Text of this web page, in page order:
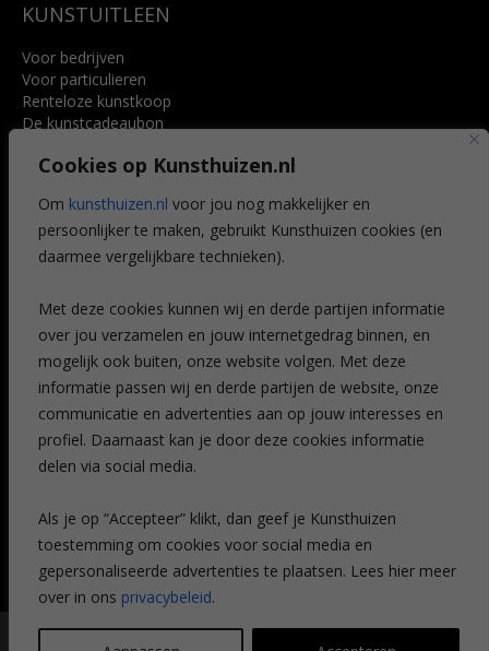
Cookies op Kunsthuizen.nl
Om kunsthuizen.nl voor jou nog makkelijker en
persoonlijker te maken, gebruikt Kunsthuizen cookies (en
daarmee vergelijkbare technieken).
Met deze cookies kunnen wij en derde partijen informatie
over jou verzamelen en jouw internetgedrag binnen, en
mogelijk ook buiten, onze website volgen. Met deze
informatie passen wij en derde partijen de website, onze
communicatie en advertenties aan op jouw interesses en
profiel. Daarnaast kan je door deze cookies informatie
delen via social media.
Als je op “Accepteer” klikt, dan geef je Kunsthuizen
toestemming om cookies voor social media en
gepersonaliseerde advertenties te plaatsen. Lees hier meer
over in ons privacybeleid.
KUNSTUITLEEN
Voor bedrijven
Voor particulieren
Renteloze kunstkoop
De kunstcadeaubon
Voordelen
Veelgestelde vragen
CONTACT
Leiden
Amsterdam
Breda
Favorieten
Mijn art alert
NIEUWSBRIEF
© Kunsthuizen 2026 All rights reserved | Disclaimer|